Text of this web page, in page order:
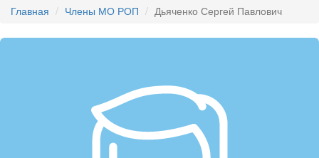
Главная Члены МО РОП Дьяченко Сергей Павлович